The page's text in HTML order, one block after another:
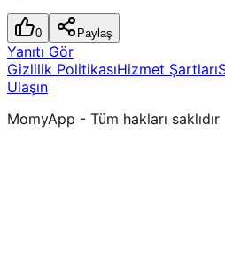
0 Paylaş
Yanıtı Gör
Gizlilik PolitikasıHizmet Şartları
Ulaşın
MomyApp - Tüm hakları saklıdır